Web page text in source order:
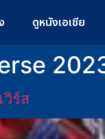
ดูหนังเอเชีย
ร์ส